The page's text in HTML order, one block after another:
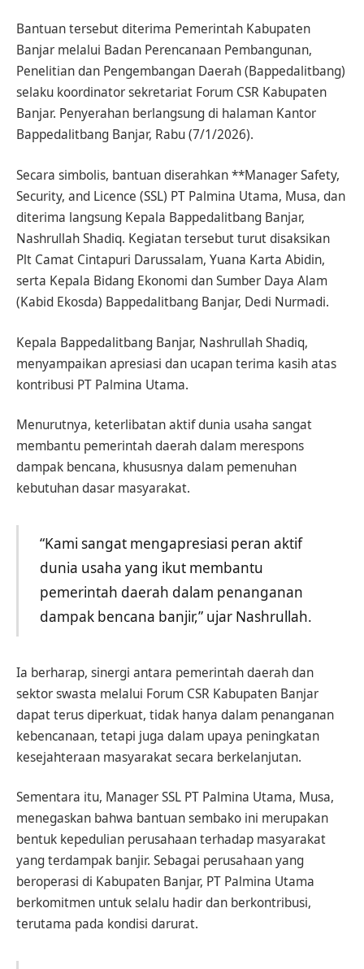
Bantuan tersebut diterima Pemerintah Kabupaten
Banjar melalui Badan Perencanaan Pembangunan,
Penelitian dan Pengembangan Daerah (Bappedalitbang)
selaku koordinator sekretariat Forum CSR Kabupaten
Banjar. Penyerahan berlangsung di halaman Kantor
Bappedalitbang Banjar, Rabu (7/1/2026).
Secara simbolis, bantuan diserahkan **Manager Safety,
Security, and Licence (SSL) PT Palmina Utama, Musa, dan
diterima langsung Kepala Bappedalitbang Banjar,
Nashrullah Shadiq. Kegiatan tersebut turut disaksikan
Plt Camat Cintapuri Darussalam, Yuana Karta Abidin,
serta Kepala Bidang Ekonomi dan Sumber Daya Alam
(Kabid Ekosda) Bappedalitbang Banjar, Dedi Nurmadi.
Kepala Bappedalitbang Banjar, Nashrullah Shadiq,
menyampaikan apresiasi dan ucapan terima kasih atas
kontribusi PT Palmina Utama.
Menurutnya, keterlibatan aktif dunia usaha sangat
membantu pemerintah daerah dalam merespons
dampak bencana, khususnya dalam pemenuhan
kebutuhan dasar masyarakat.
“Kami sangat mengapresiasi peran aktif
dunia usaha yang ikut membantu
pemerintah daerah dalam penanganan
dampak bencana banjir,” ujar Nashrullah.
Ia berharap, sinergi antara pemerintah daerah dan
sektor swasta melalui Forum CSR Kabupaten Banjar
dapat terus diperkuat, tidak hanya dalam penanganan
kebencanaan, tetapi juga dalam upaya peningkatan
kesejahteraan masyarakat secara berkelanjutan.
Sementara itu, Manager SSL PT Palmina Utama, Musa,
menegaskan bahwa bantuan sembako ini merupakan
bentuk kepedulian perusahaan terhadap masyarakat
yang terdampak banjir. Sebagai perusahaan yang
beroperasi di Kabupaten Banjar, PT Palmina Utama
berkomitmen untuk selalu hadir dan berkontribusi,
terutama pada kondisi darurat.